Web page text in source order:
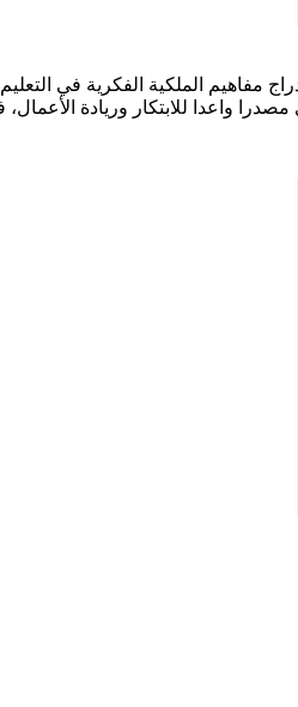
الملكية الفكرية في
واعدا للابتكار وريادة الأعمال،